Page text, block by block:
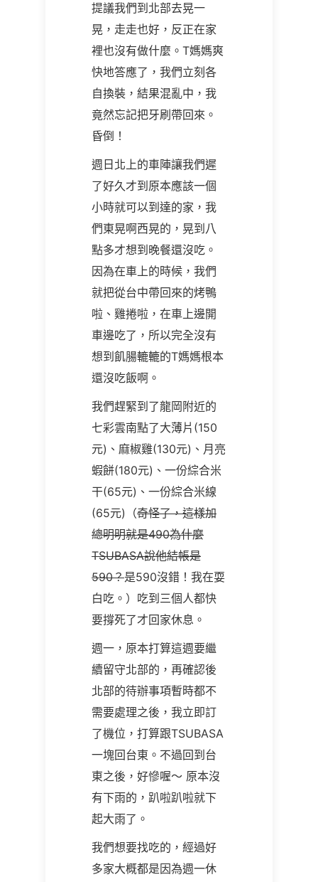
提議我們到北部去晃一
晃，走走也好，反正在家
裡也沒有做什麼。T媽媽爽
快地答應了，我們立刻各
自換裝，結果混亂中，我
竟然忘記把牙刷帶回來。
昏倒！
週日北上的車陣讓我們遲
了好久才到原本應該一個
小時就可以到達的家，我
們東晃啊西晃的，晃到八
點多才想到晚餐還沒吃。
因為在車上的時候，我們
就把從台中帶回來的烤鴨
啦、雞捲啦，在車上邊開
車邊吃了，所以完全沒有
想到飢腸轆轆的T媽媽根本
還沒吃飯啊。
我們趕緊到了龍岡附近的
七彩雲南點了大薄片 (150
元) 、麻椒雞(130元) 、月亮
蝦餅(180元) 、一份綜合米
干(65元) 、一份綜合米線
(65元) （奇怪了，這樣加
總明明就是490為什麼
TSUBASA說他結帳是
590？是590沒錯！我在耍
白吃。 ）吃到三個人都快
要撐死了才回家休息。
週一，原本打算這週要繼
續留守北部的，再確認後
北部的待辦事項暫時都不
需要處理之後，我立即訂
了機位，打算跟TSUBASA
一塊回台東。不過回到台
東之後，好慘喔～ 原本沒
有下雨的，趴啦趴啦就下
起大雨了。
我們想要找吃的，經過好
多家大概都是因為週一休